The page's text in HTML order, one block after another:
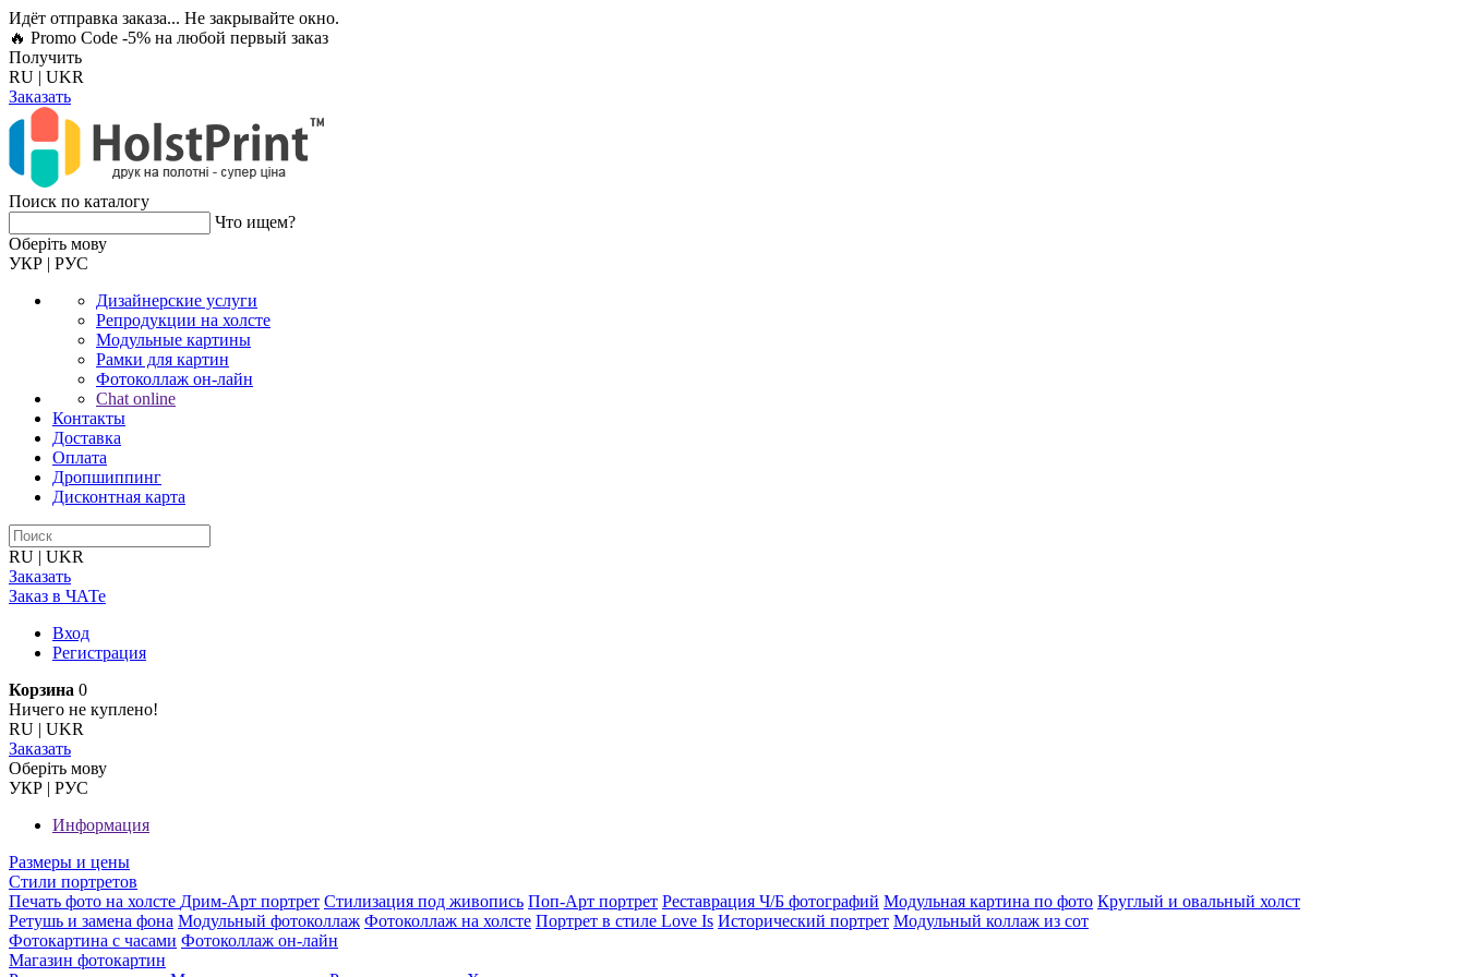
Идёт отправка заказа... Не закрывайте окно.
🔥 Promo Code -5% на любой первый заказ
Получить
RU | UKR
Заказать
Поиск по каталогу
Что ищем?
Оберiть мову
УКР | РУС
Дизайнерские услуги
Репродукции на холсте
Модульные картины
Рамки для картин
Фотоколлаж он-лайн
Chat online
Контакты
Доставка
Оплата
Дропшиппинг
Дисконтная карта
RU | UKR
Заказать
Заказ в ЧАТе
Вход
Регистрация
Корзина 0
Ничего не куплено!
RU | UKR
Заказать
Оберiть мову
УКР | РУС
Информация
Размеры и цены
Стили портретов
Печать фото на холсте Дрим-Арт портрет Стилизация под живопись Поп-Арт портрет Реставрация Ч/Б фотографий Модульная картина по фото Круглый и овальный холст
Ретушь и замена фона Модульный фотоколлаж Фотоколлаж на холсте Портрет в стиле Love Is Исторический портрет Модульный коллаж из сот
Фотокартина с часами Фотоколлаж он-лайн
Магазин фотокартин